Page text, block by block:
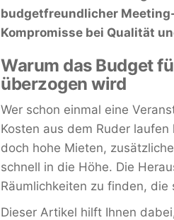
budgetfreundlicher
Kompromisse bei Qualität
Warum das Budget
überzogen wird
Wer schon einmal eine
Kosten aus dem Ruder
doch hohe Mieten,
schnell in die Höhe. Die
Räumlichkeiten zu finden, die
Dieser Artikel hilft Ihnen